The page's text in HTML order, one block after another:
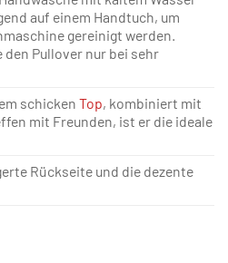
auf einem Handtuch, um
gereinigt werden.
Pullover nur bei sehr
schicken Top, kombiniert mit
mit Freunden, ist er die ideale
Rückseite und die dezente